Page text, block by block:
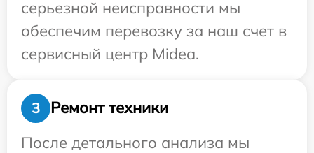
серьезной неисправности мы
обеспечим перевозку за наш счет в
сервисный центр Midea.
3
Ремонт техники
После детального анализа мы